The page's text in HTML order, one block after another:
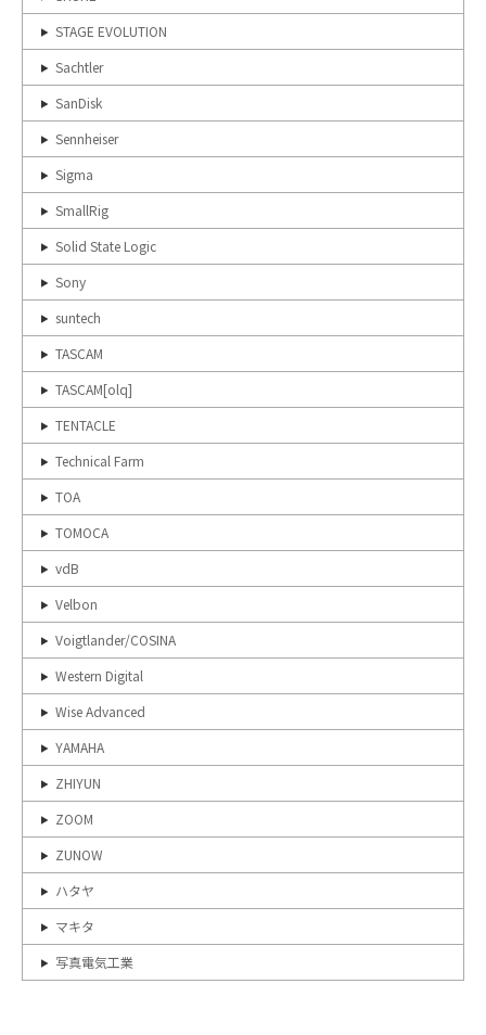
STAGE EVOLUTION
Sachtler
SanDisk
Sennheiser
Sigma
SmallRig
Solid State Logic
Sony
suntech
TASCAM
TASCAM[olq]
TENTACLE
Technical Farm
TOA
TOMOCA
vdB
Velbon
Voigtlander/COSINA
Western Digital
Wise Advanced
YAMAHA
ZHIYUN
ZOOM
ZUNOW
ハタヤ
マキタ
写真電気工業